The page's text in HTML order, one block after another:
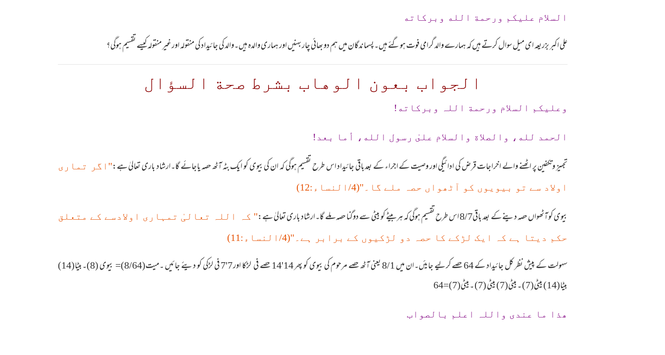
السلام عليكم ورحمة الله وبركاته
علی اکبر بزریعہ ای میل سوال کرتے ہیں کہ ہمارے والد گرامی فوت ہوگئے ہیں۔پسماندگان میں ہم دو بھائی چار بہنیں اور ہماری والدہ ہیں۔والد کی جائیداد کی منقولہ اور غیر منقولہ کیسے تقسیم ہوگی؟
الجواب بعون الوهاب بشرط صحة السؤال
وعلیکم السلام ورحمة اللہ وبرکاته!
الحمد لله، والصلاة والسلام علىٰ رسول الله، أما بعد!
تجہیز وتکفین پر اٹھنے والے اخراجات قرض کی ادائیگی اور وصیت کے اجراء کے بعدباقی جائیداد اس طرح تقسیم ہوگی کہ ان کی بیوی کو ایک بٹہ آٹھ حصہ یاجائے گا۔ارشاد باری تعالیٰ ہے:''اگر تماری
اولاد سے تو بیویوں کو آٹھواں حصہ ملے گا۔''(4/النساء:12)
بیوی کو آٹھواں حصہ دینے کے بعد باقی8/7 اس طرح تقسیم ہوگی کہ ہربیٹے کو بیٹی سے دوگنا حصہ ملے گا۔ارشاد باری تعالیٰ ہے:
'' کہ اللہ تعالیٰ تمہاری اولادسے کے متعلق
حکم دیتا ہے کہ ایک لڑکے کا حصہ دو لڑکیوں کے برابر ہے۔''(4/النساء:11)
سہولت کے پیش نظر کل جائیداد کے 64 حصے کرلیے جایئں۔ان میں 8/1 یعنی آٹھ حصے مرحوم کی بیوی کو پھر 14'14 حصے فی لڑکا اور 7'7 فی لڑکی کو دیئے جائیں ۔میت(8/64)= بیوی (8)۔بیٹا(14)
بیٹا(14) بیٹی(7) ۔بیٹی(7) بیٹی (7) ۔بیٹی(7)=64
ھذا ما عندی واللہ اعلم بالصواب